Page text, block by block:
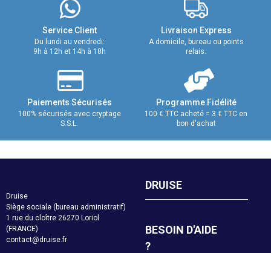
Service Client
Du lundi au vendredi:
9h à 12h et 14h à 18h
Livraison Express
A domicile, bureau ou points
relais.
Paiements Sécurisés
100% sécurisés avec cryptage
S.S.L.
Programme Fidélité
100 € TTC acheté = 3 € TTC en
bon d'achat
Druise
Siège sociale (bureau administratif)
1 rue du cloître 26270 Loriol
(FRANCE)
contact@druise.fr
DRUISE
BESOIN D'AIDE
?